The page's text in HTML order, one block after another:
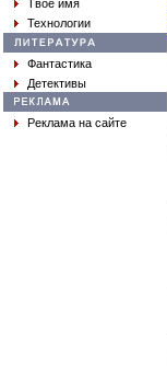
Твоё имя
Технологии
Фантастика
Детективы
Реклама на сайте